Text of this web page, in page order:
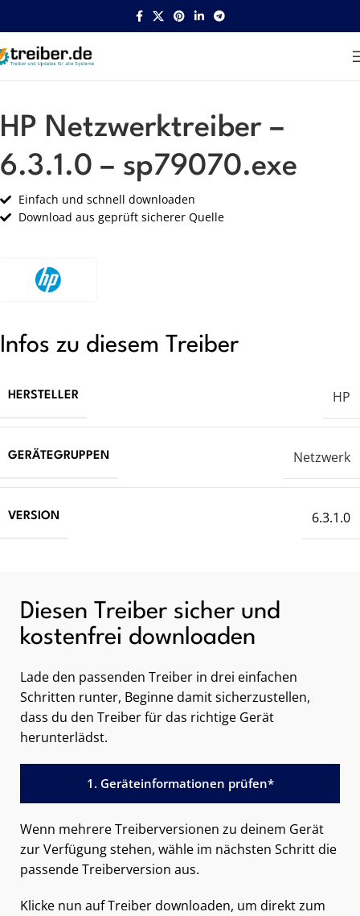
Startseite HP Netzwerk
HP Netzwerktreiber –
6.3.1.0 – sp79070.exe
Einfach und schnell downloaden
Download aus geprüft sicherer Quelle
Infos zu diesem Treiber
HERSTELLER HP
GERÄTEGRUPPEN Netzwerk
VERSION 6.3.1.0
Diesen Treiber sicher und
kostenfrei downloaden
Lade den passenden Treiber in drei einfachen
Schritten runter, Beginne damit sicherzustellen,
dass du den Treiber für das richtige Gerät
herunterlädst.
1. Geräteinformationen prüfen*
Wenn mehrere Treiberversionen zu deinem Gerät
zur Verfügung stehen, wähle im nächsten Schritt die
passende Treiberversion aus.
Klicke nun auf Treiber downloaden, um direkt zum